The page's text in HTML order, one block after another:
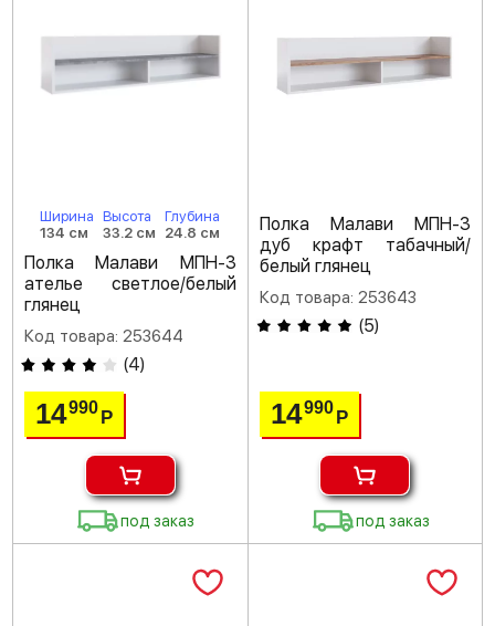
Ширина
134 см
Высота
33.2 см
Глубина
24.8 см
Полка Малави МПН-3
ателье светлое/белый
глянец
Код товара: 253644
(4)
14990 Р
под заказ
Полка Малави МПН-3
дуб крафт табачный/
белый глянец
Код товара: 253643
(5)
14990 Р
под заказ